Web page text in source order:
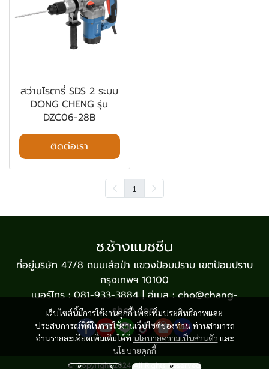
สว่านโรตารี่ SDS 2 ระบบ
DONG CHENG รุ่น
DZC06-28B
ติดต่อเรา
1
เว็บไซต์นี้มีการใช้งานคุกกี้ เพื่อเพิ่มประสิทธิภาพและ
ประสบการณ์ที่ดีในการใช้งานเว็บไซต์ของท่าน ท่านสามารถ
อ่านรายละเอียดเพิ่มเติมได้ที่นโยบายความเป็นส่วนตัว และ
นโยบายคุกกี้
ช.ช้างแมชชีน
ที่อยู่บริษัท 47/8 ถนนเสือป่า แขวงป้อมปราบ เขตป้อมปราบ
กรุงเทพฯ 10100
เบอร์โทร : 081-933-3884 | อีเมล : cho@chang-
shop.com
© Copyright 2024 All Rights Reserved.